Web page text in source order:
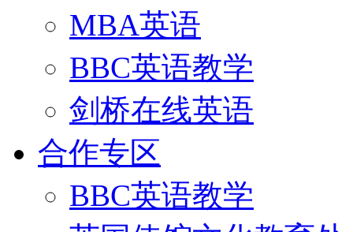
MBA英语
BBC英语教学
剑桥在线英语
合作专区
BBC英语教学